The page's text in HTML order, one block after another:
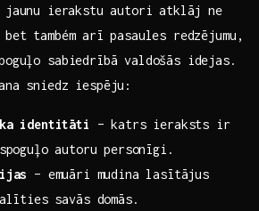
jaunu ⁣ierakstu autori atklāj ne
também arī⁤ pasaules redzējumu,
sabiedrībā valdošās ‌idejas.
‍sniedz iespēju:
identitāti
– katrs ieraksts ir⁢
autoru ⁤personīgi.
– emuāri ⁤mudina lasītājus‌
savās domās.